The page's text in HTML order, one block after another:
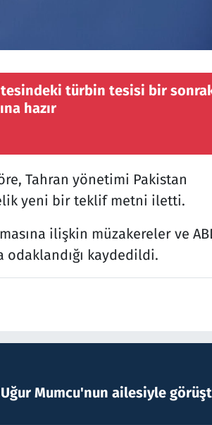
türbin tesisi bir
hazır
Tahran yönetimi Pakistan
yeni bir teklif metni iletti.
ilişkin müzakereler ve
odaklandığı kaydedildi.
Mumcu'nun ailesiyle